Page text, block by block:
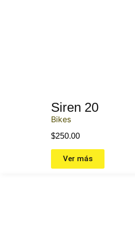
Siren 20
Bikes
$250.00
Ver más